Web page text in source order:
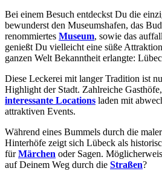
Bei einem Besuch entdeckst Du die
bewunderst den Museumshafen, das
renommiertes Museum, sowie das
genießt Du vielleicht eine süße
ganzen Welt Bekanntheit erlangte:
Diese Leckerei mit langer Tradition ist
Highlight der Stadt. Zahlreiche
interessante Locations laden mit
attraktiven Events.
Während eines Bummels durch die
Hinterhöfe zeigt sich Lübeck als
fürMärchen oder Sagen.
auf Deinem Weg durch die Straßen?